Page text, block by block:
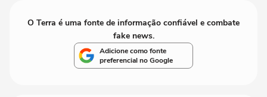
O Terra é uma fonte de informação confiável e combate
fake news.
Adicione como fonte
preferencial no Google